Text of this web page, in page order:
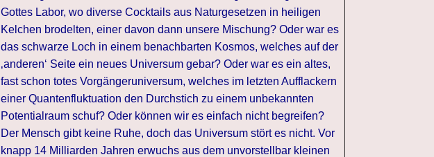
Gottes Labor, wo diverse Cocktails aus Naturgesetzen in heiligen
Kelchen brodelten, einer davon dann unsere Mischung? Oder war es
das schwarze Loch in einem benachbarten Kosmos, welches auf der
‚anderen‘ Seite ein neues Universum gebar? Oder war es ein altes,
fast schon totes Vorgängeruniversum, welches im letzten Aufflackern
einer Quantenfluktuation den Durchstich zu einem unbekannten
Potentialraum schuf? Oder können wir es einfach nicht begreifen?
Der Mensch gibt keine Ruhe, doch das Universum stört es nicht. Vor
knapp 14 Milliarden Jahren erwuchs aus dem unvorstellbar kleinen